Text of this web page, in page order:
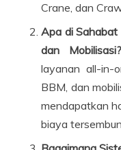
Crane, dan
Apa di Sahabat
dan Mobilisasi?
layanan all-in-
BBM, dan
mendapatkan
biaya